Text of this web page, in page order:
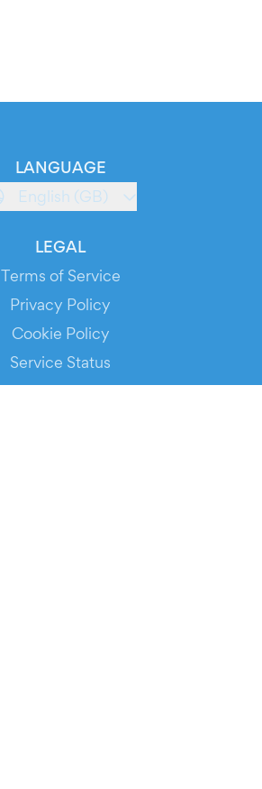
LANGUAGE
English (GB)
LEGAL
Terms of Service
Privacy Policy
Cookie Policy
Service Status